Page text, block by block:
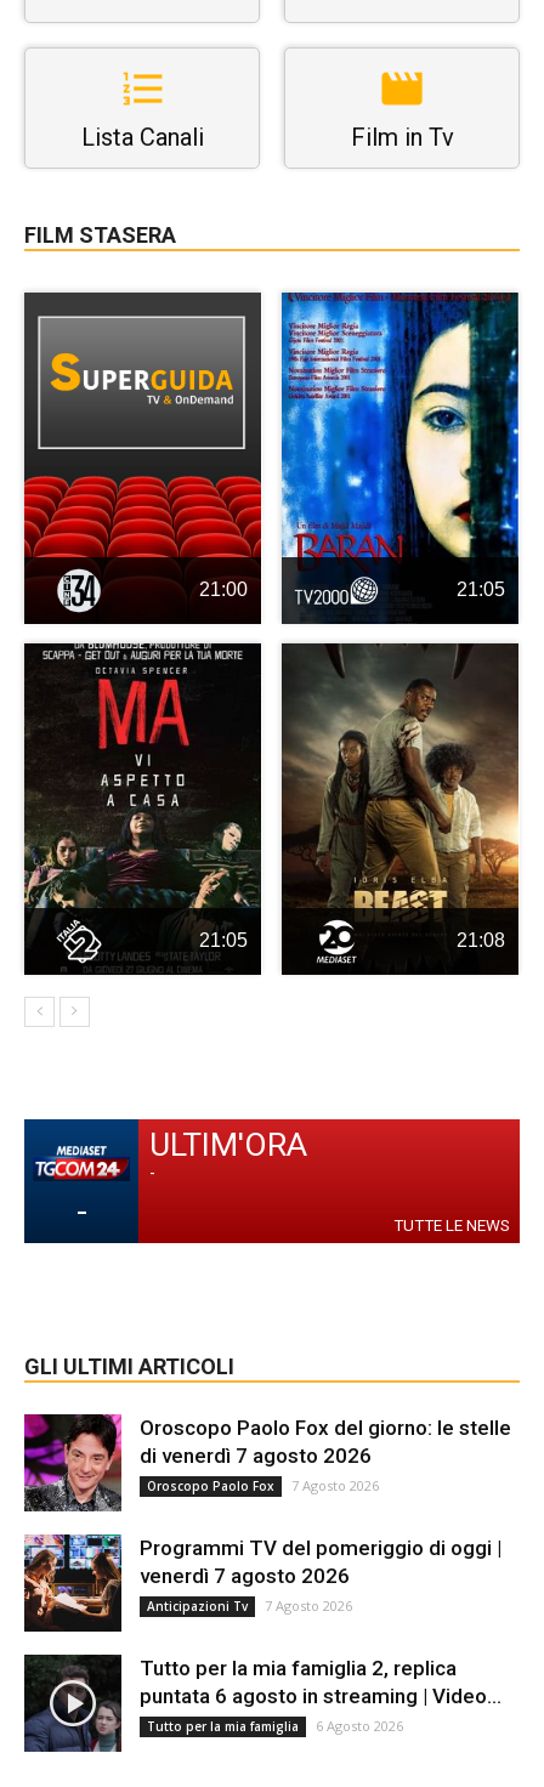
Lista Canali Film in Tv
FILM STASERA
21:00 21:05
21:05 21:08
-
ULTIM'ORA
-
TUTTE LE NEWS
GLI ULTIMI ARTICOLI
Oroscopo Paolo Fox del giorno: le stelle
di venerdì 7 agosto 2026
Oroscopo Paolo Fox 7 Agosto 2026
Programmi TV del pomeriggio di oggi |
venerdì 7 agosto 2026
Anticipazioni Tv 7 Agosto 2026
Tutto per la mia famiglia 2, replica
puntata 6 agosto in streaming | Video...
Tutto per la mia famiglia 6 Agosto 2026